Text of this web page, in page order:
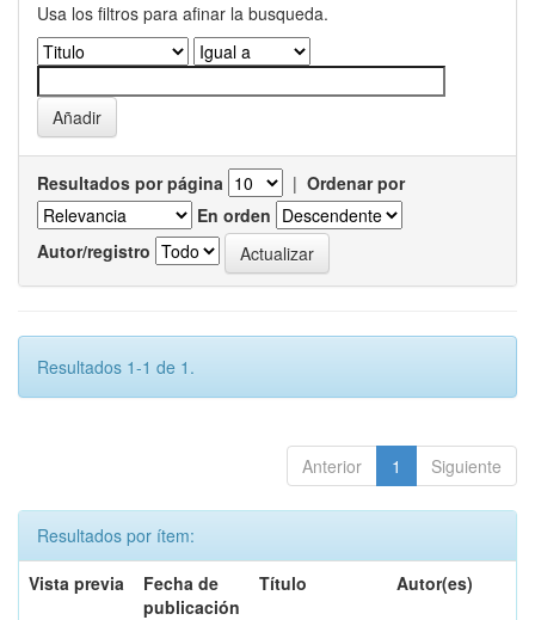
Usa los filtros para afinar la busqueda.
Resultados por página | Ordenar por
En orden
Autor/registro
Resultados 1-1 de 1.
Anterior 1 Siguiente
Resultados por ítem:
Vista previa
Fecha de
publicación
Título Autor(es)